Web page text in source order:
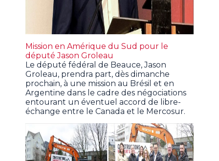
Mission en Amérique du Sud pour le
député Jason Groleau
Le député fédéral de Beauce, Jason
Groleau, prendra part, dès dimanche
prochain, à une mission au Brésil et en
Argentine dans le cadre des négociations
entourant un éventuel accord de libre-
échange entre le Canada et le Mercosur.